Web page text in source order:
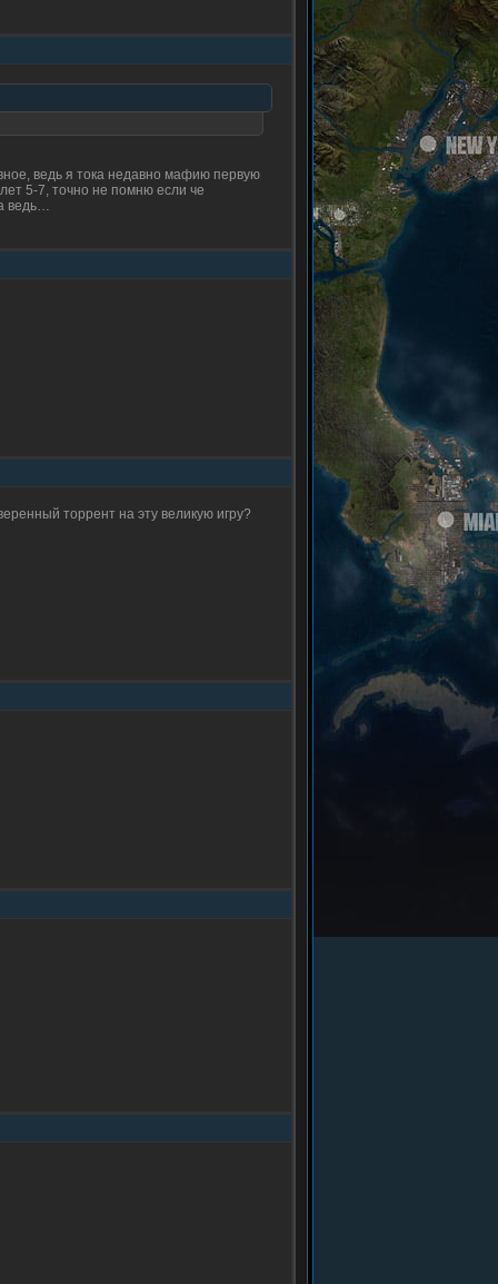
ведь я тока недавно мафию первую
5-7, точно не помню если че
ведь…
торрент на эту великую игру?